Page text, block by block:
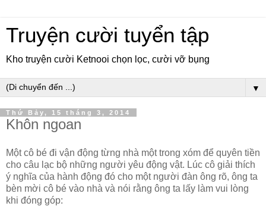
Truyện cười tuyển tập
Kho truyện cười Ketnooi chọn lọc, cười vỡ bụng
▼
Thứ Bảy, 15 tháng 3, 2014
Khôn ngoan
Một cô bé đi vận động từng nhà một trong xóm để quyên tiền
cho câu lạc bộ những người yêu động vật. Lúc cô giải thích
ý nghĩa của hành động đó cho một người đàn ông rõ, ông ta
bèn mời cô bé vào nhà và nói rằng ông ta lấy làm vui lòng
khi đóng góp: